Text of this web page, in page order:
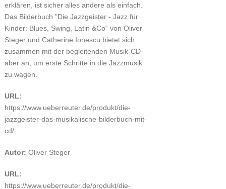
erklären, ist sicher alles andere als einfach.
Das Bilderbuch "Die Jazzgeister - Jazz für
Kinder: Blues, Swing, Latin &Co“ von Oliver
Steger und Catherine Ionescu bietet sich
zusammen mit der begleitenden Musik-CD
aber an, um erste Schritte in die Jazzmusik
zu wagen.
URL:
https://www.ueberreuter.de/produkt/die-
jazzgeister-das-musikalische-bilderbuch-mit-
cd/
Autor: Oliver Steger
URL:
https://www.ueberreuter.de/produkt/die-